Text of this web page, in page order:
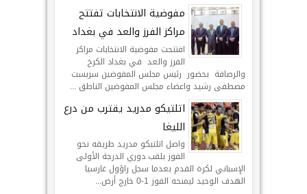
مفوضية الانتخابات تفتتح
مراكز الفرز والعد في بغداد
افتتحت مفوضية الانتخابات مراكز
الفرز والعد في بغداد الكرخ
والرصافة بحضور رئيس مجلس المفوضين سربست
مصطفى رشيد واعضاء مجلس المفوضين الناطق ...
اتلتيكو مدريد يقترب من درع
الليغا
واصل اتلتيكو مدريد طريقه نحو
الفوز بلقب دوري الدرجة الأولى
الإسباني لكرة القدم بعدما سجل راؤول غارسيا
الهدف الوحيد ليمنحه الفوز 1-0 خارج أرض...